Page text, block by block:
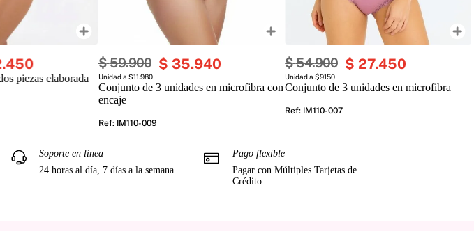
.450
piezas elaborada
$59.900 $ 35.940
Unidad a $11.980
Conjunto de 3 unidades en microfibra con
encaje
Ref: IM110-009
$54.900 $ 27.450
Unidad a $9150
Conjunto de 3 unidades en microfibra
Ref: IM110-007
Soporte en línea
24 horas al día, 7 días a la semana
Pago flexible
Pagar con Múltiples Tarjetas de
Crédito